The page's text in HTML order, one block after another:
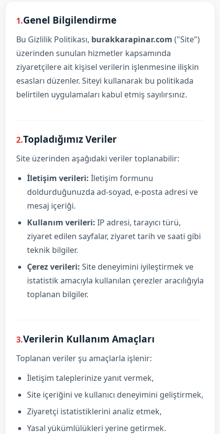
1.Genel Bilgilendirme
Bu Gizlilik Politikası, burakkarapinar.com ("Site")
üzerinden sunulan hizmetler kapsamında
ziyaretçilere ait kişisel verilerin işlenmesine ilişkin
esasları düzenler. Siteyi kullanarak bu politikada
belirtilen uygulamaları kabul etmiş sayılırsınız.
2.Topladığımız Veriler
Site üzerinden aşağıdaki veriler toplanabilir:
İletişim verileri: İletişim formunu
doldurduğunuzda ad-soyad, e-posta adresi ve
mesaj içeriği.
Kullanım verileri: IP adresi, tarayıcı türü,
ziyaret edilen sayfalar, ziyaret tarih ve saati gibi
teknik bilgiler.
Çerez verileri: Site deneyimini iyileştirmek ve
istatistik amacıyla kullanılan çerezler aracılığıyla
toplanan bilgiler.
3.Verilerin Kullanım Amaçları
Toplanan veriler şu amaçlarla işlenir:
İletişim taleplerinize yanıt vermek,
Site içeriğini ve kullanıcı deneyimini geliştirmek,
Ziyaretçi istatistiklerini analiz etmek,
Yasal yükümlülükleri yerine getirmek.